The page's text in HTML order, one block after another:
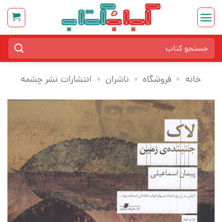
Skip
content
برای:
خانه » فروشگاه » ناشران » انتشارات نشر چشمه